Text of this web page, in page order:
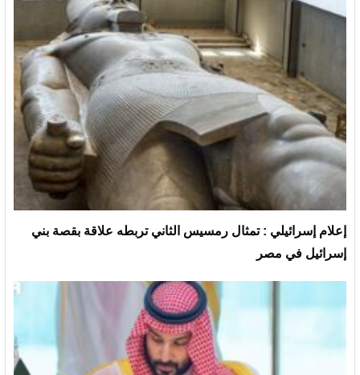
إعلام إسرائيلي : تمثال رمسيس الثاني تربطه علاقة بقصة بني
إسرائيل في مصر